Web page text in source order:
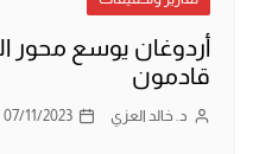
أردوغان يوسع محور
قادمون
د. خالد العزي 07/11/2023